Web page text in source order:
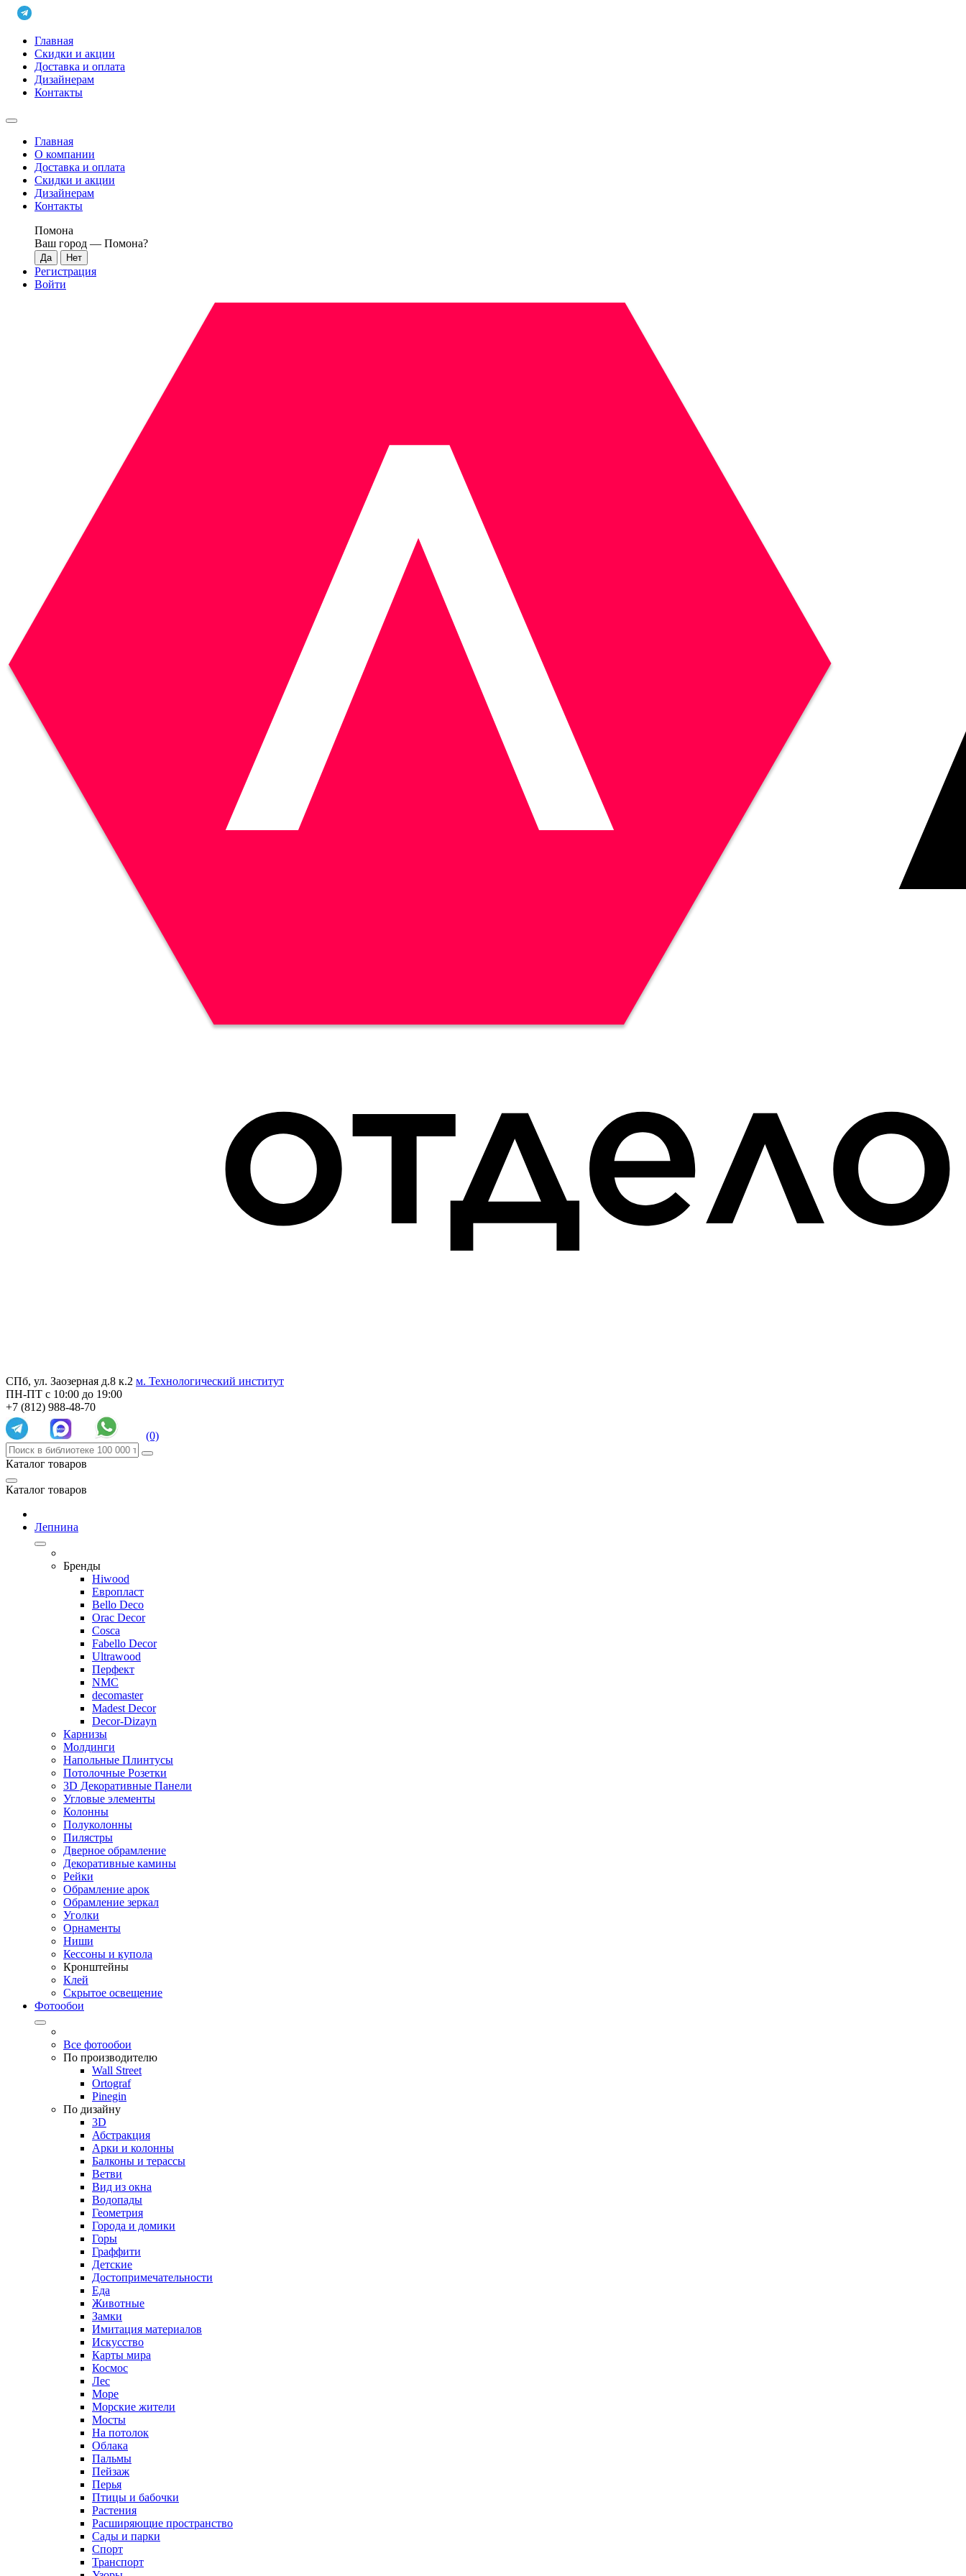
Главная
Скидки и акции
Доставка и оплата
Дизайнерам
Контакты
Главная
О компании
Доставка и оплата
Скидки и акции
Дизайнерам
Контакты
Помона
Ваш город — Помона?
Регистрация
Войти
СПб, ул. Заозерная д.8 к.2 м. Технологический институт
ПН-ПТ с 10:00 до 19:00
+7 (812) 988-48-70
(0)
Каталог товаров
Каталог товаров
Лепнина
Бренды
Hiwood
Европласт
Bello Deco
Orac Decor
Cosca
Fabello Decor
Ultrawood
Перфект
NMC
decomaster
Madest Decor
Decor-Dizayn
Карнизы
Молдинги
Напольные Плинтусы
Потолочные Розетки
3D Декоративные Панели
Угловые элементы
Колонны
Полуколонны
Пилястры
Дверное обрамление
Декоративные камины
Рейки
Обрамление арок
Обрамление зеркал
Уголки
Орнаменты
Ниши
Кессоны и купола
Кронштейны
Клей
Скрытое освещение
Фотообои
Все фотообои
По производителю
Wall Street
Ortograf
Pinegin
По дизайну
3D
Абстракция
Арки и колонны
Балконы и терассы
Ветви
Вид из окна
Водопады
Геометрия
Города и домики
Горы
Граффити
Детские
Достопримечательности
Еда
Животные
Замки
Имитация материалов
Искусство
Карты мира
Космос
Лес
Море
Морские жители
Мосты
На потолок
Облака
Пальмы
Пейзаж
Перья
Птицы и бабочки
Растения
Расширяющие пространство
Сады и парки
Спорт
Транспорт